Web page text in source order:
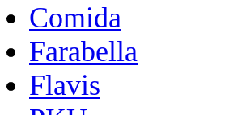
Comida
Farabella
Flavis